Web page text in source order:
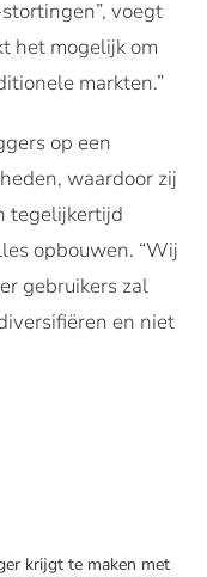
voegt
het mogelijk om
markten.”
op een
waardoor zij
tegelijkertijd
opbouwen. “Wij
gebruikers zal
en niet
krijgt te maken met